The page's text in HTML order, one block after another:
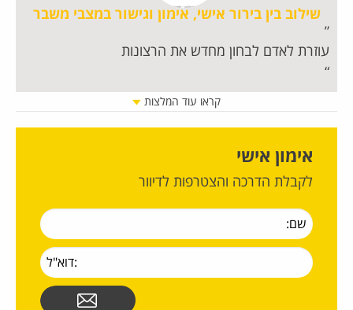
שילוב בין בירור אישי, אימון וגישור במצבי משבר
עוזרת לאדם לבחון מחדש את הרצונות
קראו עוד המלצות
אימון אישי
לקבלת הדרכה והצטרפות לדיוור